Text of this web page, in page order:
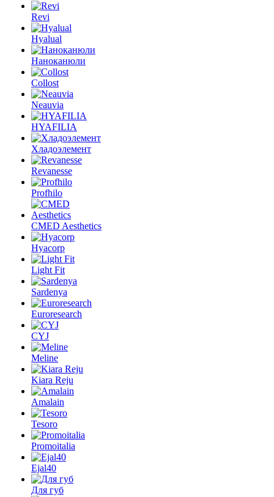
Revi
Hyalual
Наноканюли
Collost
Neauvia
HYAFILIA
Хладоэлемент
Revanesse
Profhilo
CMED Aesthetics
Hyacorp
Light Fit
Sardenya
Euroresearch
CYJ
Meline
Kiara Reju
Amalain
Tesoro
Promoitalia
Ejal40
Для губ